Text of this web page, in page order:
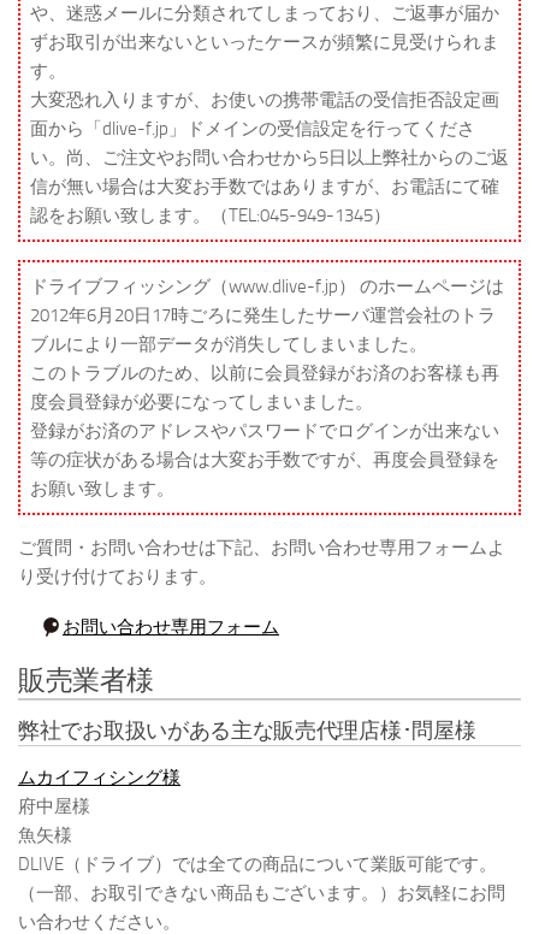
や、迷惑メールに分類されてしまっており、ご返事が届か
ずお取引が出来ないといったケースが頻繁に見受けられま
す。
大変恐れ入りますが、お使いの携帯電話の受信拒否設定画
面から「dlive-f.jp」ドメインの受信設定を行ってくださ
い。尚、ご注文やお問い合わせから5日以上弊社からのご返
信が無い場合は大変お手数ではありますが、お電話にて確
認をお願い致します。（TEL:045-949-1345）
ドライブフィッシング（www.dlive-f.jp） のホームページは
2012年6月20日17時ごろに発生したサーバ運営会社のトラ
ブルにより一部データが消失してしまいました。
このトラブルのため、以前に会員登録がお済のお客様も再
度会員登録が必要になってしまいました。
登録がお済のアドレスやパスワードでログインが出来ない
等の症状がある場合は大変お手数ですが、再度会員登録を
お願い致します。
ご質問・お問い合わせは下記、お問い合わせ専用フォームよ
り受け付けております。
お問い合わせ専用フォーム
販売業者様
弊社でお取扱いがある主な販売代理店様･問屋様
ムカイフィシング様
府中屋様
魚矢様
DLIVE（ドライブ）では全ての商品について業販可能です。
（一部、お取引できない商品もございます。）お気軽にお問
い合わせください。